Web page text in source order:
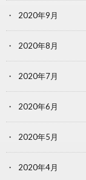
2020年9月
2020年8月
2020年7月
2020年6月
2020年5月
2020年4月